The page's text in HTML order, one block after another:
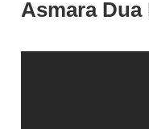
Asmara